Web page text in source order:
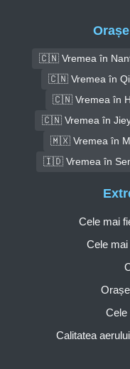
🇨🇳 Vremea în
🇨🇳 Vremea în
🇨🇳 Vremea în
🇨🇳 Vremea în
🇲🇽 Vremea în
🇮🇩 Vremea în
Cele mai
Cele
Cele
Calitatea